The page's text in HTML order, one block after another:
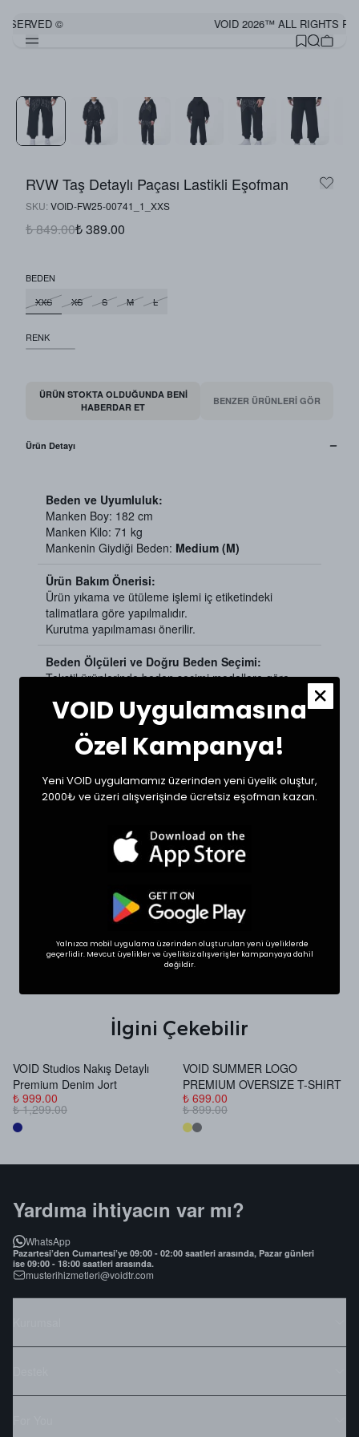
© VOID 2026™ ALL RIGHTS
RVW Taş Detaylı Paçası Lastikli Eşofman
SKU: VOID-FW25-00741_1_XXS
₺ 849.00₺ 389.00
BEDEN
XXS
XS S M L
RENK
ÜRÜN STOKTA OLDUĞUNDA BENI
HABERDAR ET
BENZER ÜRÜNLERİ GÖR
Ürün Detayı
Beden ve Uyumluluk:
Manken Boy: 182 cm
Manken Kilo: 71 kg
Mankenin Giydiği Beden: Medium (M)
Ürün Bakım Önerisi:
Ürün yıkama ve ütüleme işlemi iç etiketindeki
talimatlara göre yapılmalıdır.
Kurutma yapılmaması önerilir.
Beden Ölçüleri ve Doğru Beden Seçimi:
Tekstil ürünlerinde beden seçimi modellere göre
dolabınızdaki beğendiğiniz bir ürünün ölçülerini alıp
sipariş oluşturabilirsiniz.
Ölçülerde +1/-1 cm farklılık olabilir.
Beden Göğüs (cm)
Boy (cm)
35
37
43
SHOP THE LOOK
İlgini Çekebilir
VOID Studios Nakış Detaylı
Premium Denim Jort
₺ 999.00
₺ 1,299.00
VOID SUMMER LOGO
PREMIUM OVERSIZE T-SHIRT
₺ 699.00
₺ 899.00
Yardıma ihtiyacın var mı?
WhatsApp
Pazartesi’den Cumartesi’ye 09:00 - 02:00 saatleri arasında, Pazar günleri
ise 09:00 - 18:00 saatleri arasında.
musterihizmetleri@voidtr.com
VOID Uygulamasına
Özel Kampanya!
Yeni VOID uygulamamız üzerinden yeni üyelik oluştur,
2000₺ ve üzeri alışverişinde ücretsiz eşofman kazan.
Yalnızca mobil uygulama üzerinden oluşturulan yeni üyeliklerde
geçerlidir. Mevcut üyelikler ve üyeliksiz alışverişler kampanyaya dahil
değildir.